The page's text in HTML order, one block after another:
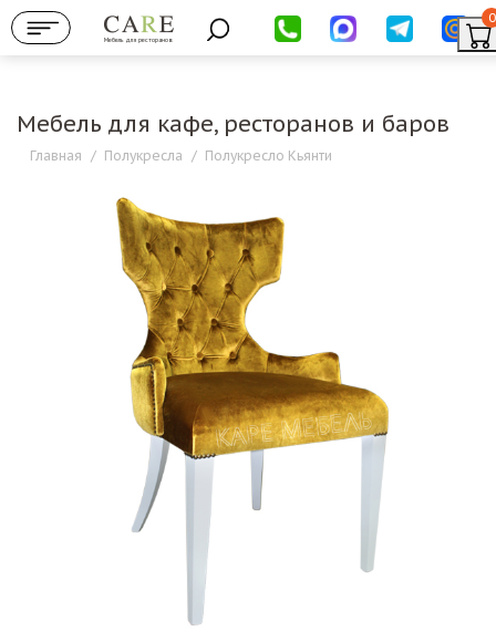
Мебель для ресторанов
0
Мебель для кафе, ресторанов и баров
Главная / Полукресла / Полукресло Кьянти